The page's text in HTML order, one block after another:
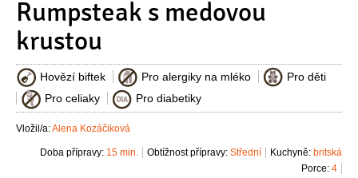
Rumpsteak s medovou
krustou
Hovězí biftek Pro alergiky na mléko
Pro děti
Pro celiaky
Pro diabetiky
Vložil/a:Alena Kozáčiková
Kuchyně: britská
Obtížnost přípravy: Střední
Doba přípravy: 15 min.
Porce: 4